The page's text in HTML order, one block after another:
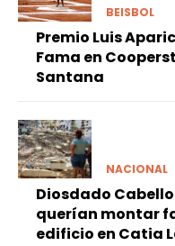
BEISBOL
Premio Luis
Fama en
Santana
NACIONAL
Diosdado
querían montar
edificio en Catia